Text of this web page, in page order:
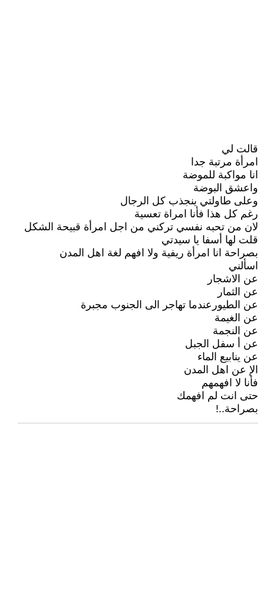
قالت لي
امرأة مرتبة جدا
انا مواكبة للموضة
واعشق البوضة
وعلى طاولتي ينجذب كل الرجال
رغم كل هذا فأنا امراة تعسية
لان من تحبه نفسي تركني من اجل امرأة قبيحة الشكل
قلت لها أسفا يا سيدتي
بصراحة انا امرأة ريفية ولا افهم لغة اهل المدن
اسألني
عن الاشجار
عن الثمار
عن الطيورعندما تهاجر الى الجنوب مجبرة
عن الغيمة
عن النجمة
عن أ سفل الجبل
عن ينابيع الماء
الإ عن اهل المدن
فأنا لا افهمهم
حتى انت لم افهمك
بصراحة..!